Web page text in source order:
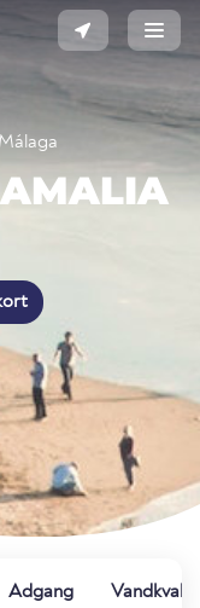
Málaga
Adgang